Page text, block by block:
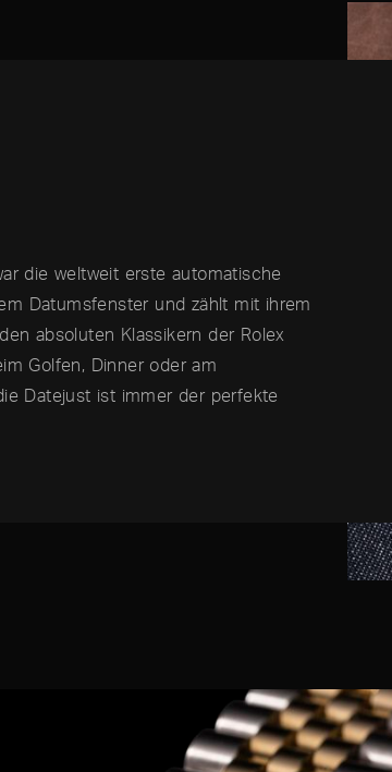
die weltweit erste automatische
Datumsfenster und zählt mit ihrem
absoluten Klassikern der Rolex
Golfen, Dinner oder am
Datejust ist immer der perfekte